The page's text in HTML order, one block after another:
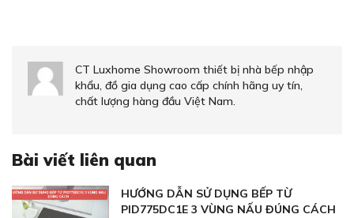
CT Luxhome Showroom thiết bị nhà bếp nhập
khẩu, đồ gia dụng cao cấp chính hãng uy tín,
chất lượng hàng đầu Việt Nam.
Bài viết liên quan
HƯỚNG DẪN SỬ DỤNG BẾP TỪ
PID775DC1E 3 VÙNG NẤU ĐÚNG CÁCH